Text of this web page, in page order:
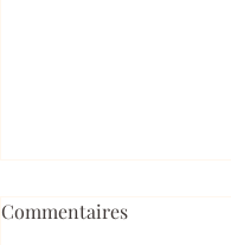
Commentaires